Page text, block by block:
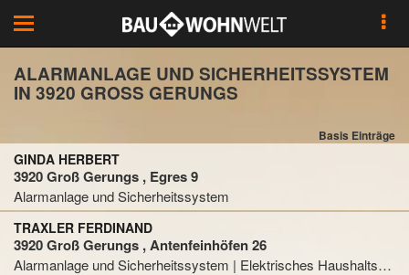
Toggle
navigation
ALARMANLAGE UND SICHERHEITSSYSTEM
IN 3920 GROSS GERUNGS
Basis Einträge
GINDA HERBERT
3920 Groß Gerungs , Egres 9
Alarmanlage und Sicherheitssystem
TRAXLER FERDINAND
3920 Groß Gerungs , Antenfeinhöfen 26
Alarmanlage und Sicherheitssystem | Elektrisches Haushaltsgerät | Elektriker